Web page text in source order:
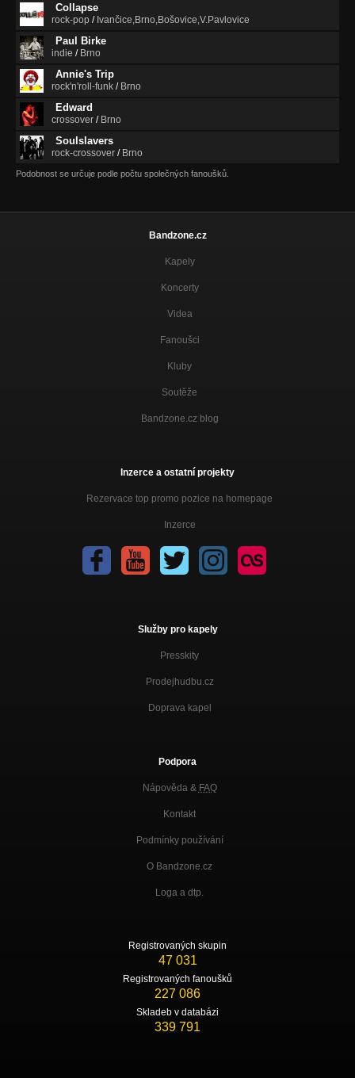
Collapse
rock-pop / Ivančice,Brno,Bošovice,V.Pavlovice
Paul Birke
indie / Brno
Annie's Trip
rock'n'roll-funk / Brno
Edward
crossover / Brno
Soulslavers
rock-crossover / Brno
Podobnost se určuje podle počtu společných fanoušků.
Bandzone.cz
Kapely
Koncerty
Videa
Fanoušci
Kluby
Soutěže
Bandzone.cz blog
Inzerce a ostatní projekty
Rezervace top promo pozice na homepage
Inzerce
Služby pro kapely
Presskity
Prodejhudbu.cz
Doprava kapel
Podpora
Nápověda & FAQ
Kontakt
Podmínky používání
O Bandzone.cz
Loga a dtp.
Registrovaných skupin
47 031
Registrovaných fanoušků
227 086
Skladeb v databázi
339 791